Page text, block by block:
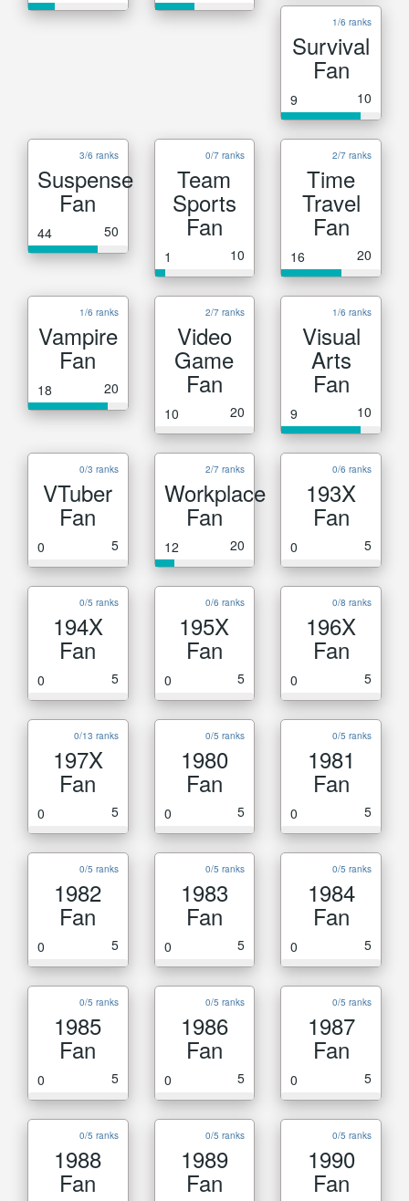
1/6 ranks
Survival
Fan
9 10
3/6 ranks
Suspense
Fan
44 50
0/7 ranks
Team
Sports
Fan
1 10
2/7 ranks
Time
Travel
Fan
16 20
1/6 ranks
Vampire
Fan
18 20
2/7 ranks
Video
Game
Fan
10 20
1/6 ranks
Visual
Arts
Fan
9 10
0/3 ranks
VTuber
Fan
0 5
2/7 ranks
Workplace
Fan
12 20
0/6 ranks
193X
Fan
0 5
0/5 ranks
194X
Fan
0 5
0/6 ranks
195X
Fan
0 5
0/8 ranks
196X
Fan
0 5
0/13 ranks
197X
Fan
0 5
0/5 ranks
1980
Fan
0 5
0/5 ranks
1981
Fan
0 5
0/5 ranks
1982
Fan
0 5
0/5 ranks
1983
Fan
0 5
0/5 ranks
1984
Fan
0 5
0/5 ranks
1985
Fan
0 5
0/5 ranks
1986
Fan
0 5
0/5 ranks
1987
Fan
0 5
0/5 ranks
1988
Fan
0/5 ranks
1989
Fan
0/5 ranks
1990
Fan